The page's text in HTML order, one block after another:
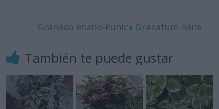
Granado enano-Punica Granatum nana →
También te puede gustar